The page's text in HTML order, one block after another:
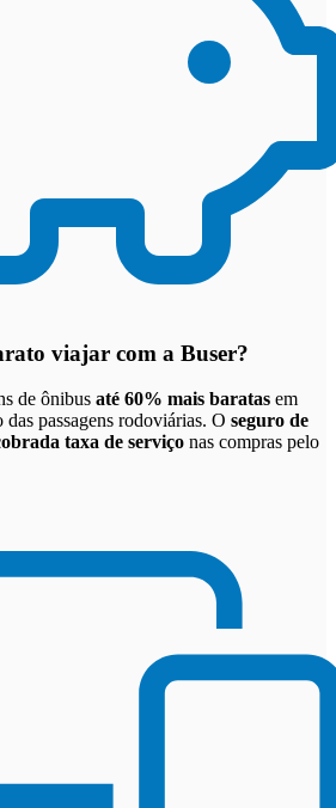
viajar com a Buser?
de ônibus até 60% mais baratas em
passagens rodoviárias. O seguro de
taxa de serviço nas compras pelo